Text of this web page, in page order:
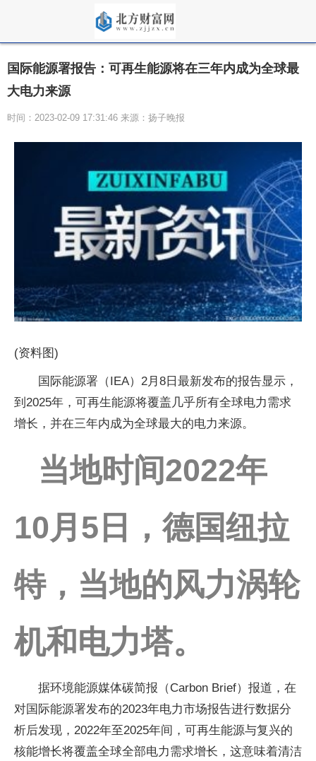
国际能源署报告：可再生能源将在三年内成为全球最
大电力来源
时间：2023-02-09 17:31:46 来源：扬子晚报
(资料图)
国际能源署（IEA）2月8日最新发布的报告显示，
到2025年，可再生能源将覆盖几乎所有全球电力需求
增长，并在三年内成为全球最大的电力来源。
当地时间2022年
10月5日，德国纽拉
特，当地的风力涡轮
机和电力塔。
据环境能源媒体碳简报（Carbon Brief）报道，在
对国际能源署发布的2023年电力市场报告进行数据分
析后发现，2022年至2025年间，可再生能源与复兴的
核能增长将覆盖全球全部电力需求增长，这意味着清洁